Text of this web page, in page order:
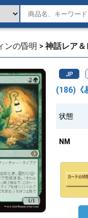
ンの昏明 > 神話レア＆
JP
(186)《
状態
NM